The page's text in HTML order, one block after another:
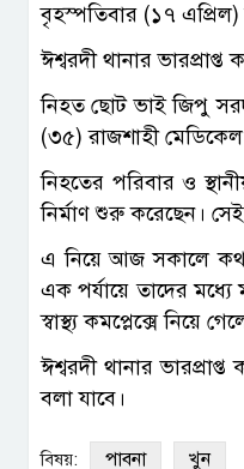
বৃহস্পতিবার (১৭ এপ্রিল)
ঈশ্বরদী থানার
নিহত ছোট ভাই জিপু
(৩৫) রাজশাহী
নিহতের পরিবার ও
নির্মাণ শুরু করেছেন।
এ নিয়ে আজ সকালে কথা
এক পর্যায়ে তাদের
স্বাস্থ্য কমপ্লেক্সে
ঈশ্বরদী থানার
বলা যাবে।
বিষয়: পাবনা খুন